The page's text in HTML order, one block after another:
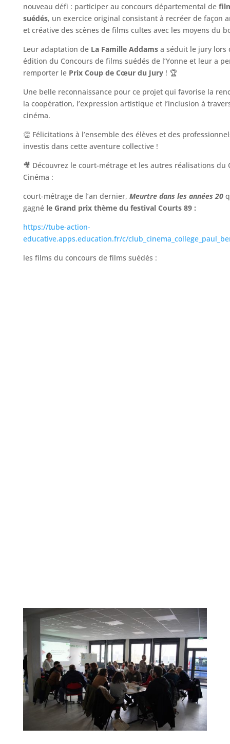
nouveau défi : participer au concours départemental de
suédés, un exercice original consistant à recréer de façon
et créative des scènes de films cultes avec les moyens du
Leur adaptation de La Famille Addamsa séduit le jury lors
édition du Concours de films suédés de l’Yonne et leur a
remporter le Prix Coup de Cœur du Jury! 🏆
Une belle reconnaissance pour ce projet qui favorise la
la coopération, l’expression artistique et l’inclusion à
cinéma.
👏 Félicitations à l’ensemble des élèves et des
investis dans cette aventure collective !
🎥 Découvrez le court-métrage et les autres réalisations du
Cinéma :
court-métrage de l’an dernier, Meurtre dans les années 20
gagné le Grand prix thème du festival Courts 89 :
https://tube-action-
educative.apps.education.fr/c/
les films du concours de films suédés :